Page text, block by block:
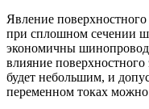
Явление
при сплошном сечении
экономичны
влияние
будет небольшим, и
переменном токах